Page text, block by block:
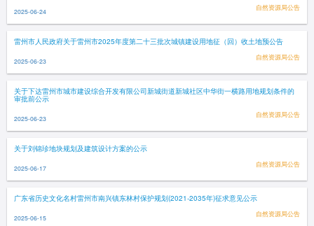
2025-06-24 自然资源局公告
雷州市人民政府关于雷州市2025年度第二十三批次城镇建设用地征（回）收土地预公告
2025-06-23 自然资源局公告
关于下达雷州市城市建设综合开发有限公司新城街道新城社区中华街一横路用地规划条件的
审批前公示
2025-06-23 自然资源局公告
关于刘锦珍地块规划及建筑设计方案的公示
2025-06-17 自然资源局公告
广东省历史文化名村雷州市南兴镇东林村保护规划(2021-2035年)征求意见公示
2025-06-15 自然资源局公告